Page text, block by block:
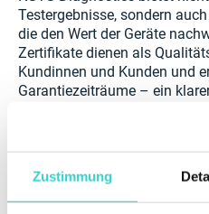
Zustimmung
Testergebnisse, sondern
die den Wert der Geräte
Zertifikate dienen als
Kundinnen und Kunden und
Garantiezeiträume – ein
Zudem sind solche
Diagnostics ist zertifizierte
Refurbed, B-Stock und
erstellten Prüfberichte